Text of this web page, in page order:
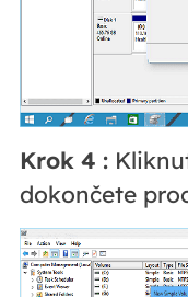
Krok 4 :
dokončete